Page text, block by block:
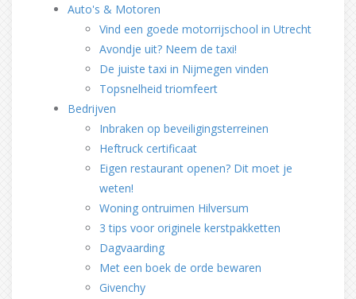
Auto's & Motoren
Vind een goede motorrijschool in Utrecht
Avondje uit? Neem de taxi!
De juiste taxi in Nijmegen vinden
Topsnelheid triomfeert
Bedrijven
Inbraken op beveiligingsterreinen
Heftruck certificaat
Eigen restaurant openen? Dit moet je
weten!
Woning ontruimen Hilversum
3 tips voor originele kerstpakketten
Dagvaarding
Met een boek de orde bewaren
Givenchy